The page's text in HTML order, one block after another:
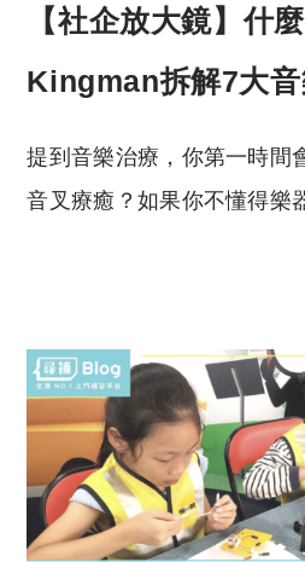
【社企放大鏡】什
Kingman拆解7大
提到音樂治療，你第一時間
音叉療癒？如果你不懂得樂